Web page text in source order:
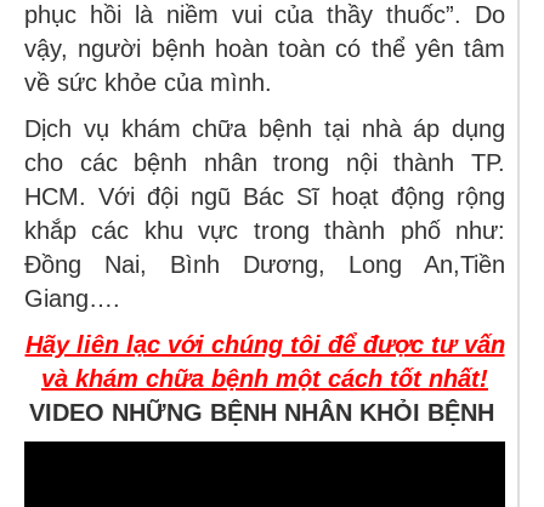
phục hồi là niềm vui của thầy thuốc”. Do
vậy, người bệnh hoàn toàn có thể yên tâm
về sức khỏe của mình.
Dịch vụ khám chữa bệnh tại nhà áp dụng
cho các bệnh nhân trong nội thành TP.
HCM. Với đội ngũ Bác Sĩ hoạt động rộng
khắp các khu vực trong thành phố như:
Đồng Nai, Bình Dương, Long An,Tiền
Giang….
Hãy liên lạc với chúng tôi để được tư vấn
và khám chữa bệnh một cách tốt nhất!
VIDEO NHỮNG BỆNH NHÂN KHỎI BỆNH